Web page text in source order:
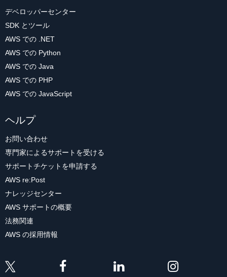
デベロッパーセンター
SDK とツール
AWS での .NET
AWS での Python
AWS での Java
AWS での PHP
AWS での JavaScript
ヘルプ
お問い合わせ
専門家によるサポートを受ける
サポートチケットを申請する
AWS re:Post
ナレッジセンター
AWS サポートの概要
法務関連
AWS の採用情報